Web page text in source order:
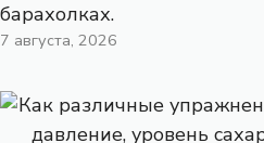
барахолках.
7 августа, 2026